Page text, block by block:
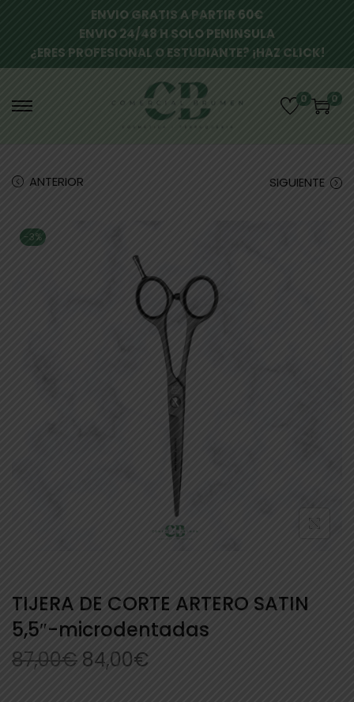
ENVIO GRATIS A PARTIR 60€
ENVIO 24/48 H SOLO PENINSULA
¿ERES PROFESIONAL O ESTUDIANTE? ¡HAZ CLICK!
0 0
ANTERIOR SIGUIENTE
-3%
TIJERA DE CORTE ARTERO SATIN
5,5″-microdentadas
87,00€ 84,00€